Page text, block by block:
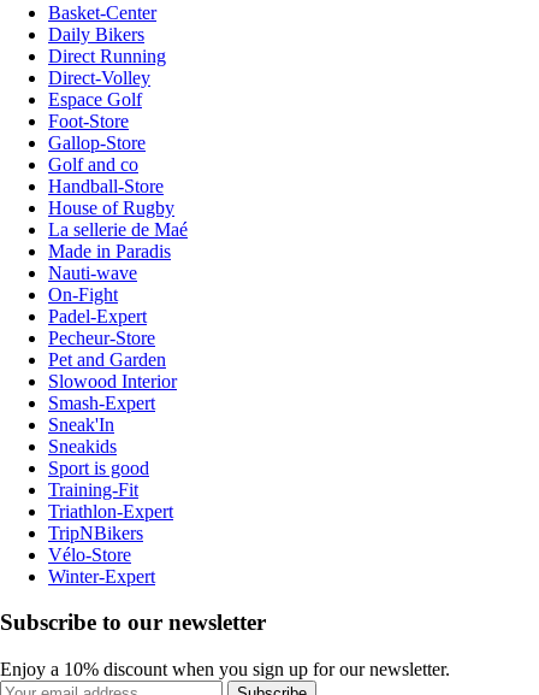
Basket-Center
Daily Bikers
Direct Running
Direct-Volley
Espace Golf
Foot-Store
Gallop-Store
Golf and co
Handball-Store
House of Rugby
La sellerie de Maé
Made in Paradis
Nauti-wave
On-Fight
Padel-Expert
Pecheur-Store
Pet and Garden
Slowood Interior
Smash-Expert
Sneak'In
Sneakids
Sport is good
Training-Fit
Triathlon-Expert
TripNBikers
Vélo-Store
Winter-Expert
Subscribe to our newsletter
Enjoy a 10% discount when you sign up for our newsletter.